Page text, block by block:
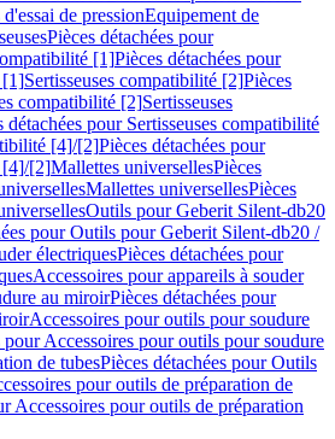
de pressionEquipement de
Pièces détachées pour
[1]Pièces détachées pour
[1]Sertisseuses compatibilité [2]Pièces
compatibilité [2]Sertisseuses
détachées pour Sertisseuses compatibilité
[4]/[2]Pièces détachées pour
[4]/[2]Mallettes universellesPièces
Mallettes universellesPièces
Outils pour Geberit Silent-db20
pour Outils pour Geberit Silent-db20 /
électriquesPièces détachées pour
Accessoires pour appareils à souder
au miroirPièces détachées pour
Accessoires pour outils pour soudure
pour Accessoires pour outils pour soudure
de tubesPièces détachées pour Outils
pour outils de préparation de
Accessoires pour outils de préparation